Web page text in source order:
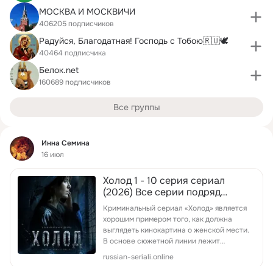
Фид
Инна Семина
16 июл
Холод 1 - 10 серия сериал
(2026) Все серии подряд
смотреть онлайн бесплатно hd
1080
Криминальный сериал «Холод» является
хорошим примером того, как должна
выглядеть кинокартина о женской мести.
В основе сюжетной линии лежит
криминальная драма. Центральн...
russian-seriali.online
МОСКВА И МОСКВИЧИ
406205 подписчиков
Радуйся, Благодатная! Господь с Тобою🇷🇺🕊️
40464 подписчика
Белок.net
160689 подписчиков
Все группы